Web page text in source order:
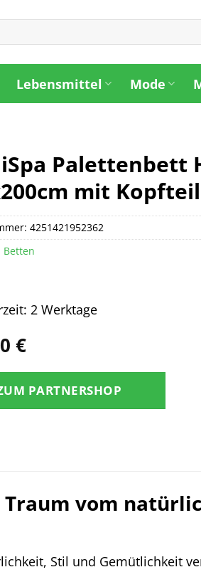
Lebensmittel Mode
Palettenbett
mit
€
2 Werktage
PARTNERSHOP
4251421952362
Betten
vom
Stil und Gemütlichkeit